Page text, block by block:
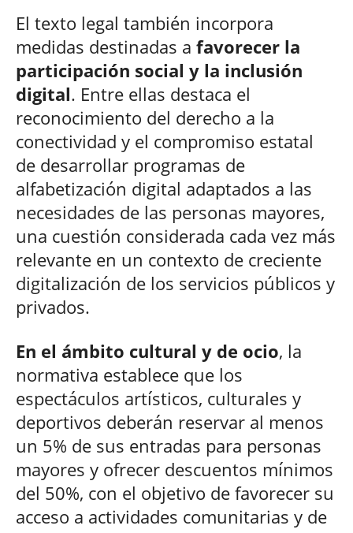
El texto legal también incorpora
medidas destinadas a favorecer la
participación social y la inclusión
digital. Entre ellas destaca el
reconocimiento del derecho a la
conectividad y el compromiso estatal
de desarrollar programas de
alfabetización digital adaptados a las
necesidades de las personas mayores,
una cuestión considerada cada vez más
relevante en un contexto de creciente
digitalización de los servicios públicos y
privados.
En el ámbito cultural y de ocio, la
normativa establece que los
espectáculos artísticos, culturales y
deportivos deberán reservar al menos
un 5% de sus entradas para personas
mayores y ofrecer descuentos mínimos
del 50%, con el objetivo de favorecer su
acceso a actividades comunitarias y de